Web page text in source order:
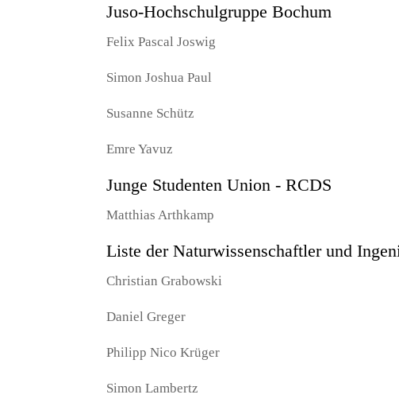
Juso-Hochschulgruppe Bochum
Felix Pascal Joswig
Simon Joshua Paul
Susanne Schütz
Emre Yavuz
Junge Studenten Union - RCDS
Matthias Arthkamp
Liste der Naturwissenschaftler und
Christian Grabowski
Daniel Greger
Philipp Nico Krüger
Simon Lambertz